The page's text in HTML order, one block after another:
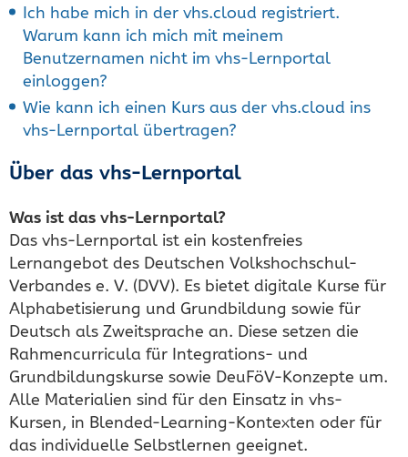
Ich habe mich in der vhs.cloud registriert.
Warum kann ich mich mit meinem
Benutzernamen nicht im vhs-Lernportal
einloggen?
Wie kann ich einen Kurs aus der vhs.cloud ins
vhs-Lernportal übertragen?
Über das vhs-Lernportal
Was ist das vhs-Lernportal?
Das vhs-Lernportal ist ein kostenfreies
Lernangebot des Deutschen Volkshochschul-
Verbandes e. V. (DVV). Es bietet digitale Kurse für
Alphabetisierung und Grundbildung sowie für
Deutsch als Zweitsprache an. Diese setzen die
Rahmencurricula für Integrations- und
Grundbildungskurse sowie DeuFöV-Konzepte um.
Alle Materialien sind für den Einsatz in vhs-
Kursen, in Blended-Learning-Kontexten oder für
das individuelle Selbstlernen geeignet.